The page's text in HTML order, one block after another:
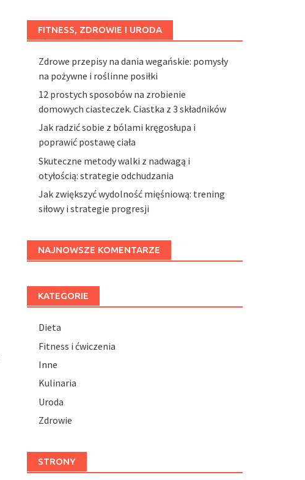
FITNESS, ZDROWIE I URODA
Zdrowe przepisy na dania wegańskie: pomysły
na pożywne i roślinne posiłki
12 prostych sposobów na zrobienie
domowych ciasteczek. Ciastka z 3 składników
Jak radzić sobie z bólami kręgosłupa i
poprawić postawę ciała
Skuteczne metody walki z nadwagą i
otyłością: strategie odchudzania
Jak zwiększyć wydolność mięśniową: trening
siłowy i strategie progresji
NAJNOWSZE KOMENTARZE
KATEGORIE
Dieta
Fitness i ćwiczenia
Inne
Kulinaria
Uroda
Zdrowie
STRONY